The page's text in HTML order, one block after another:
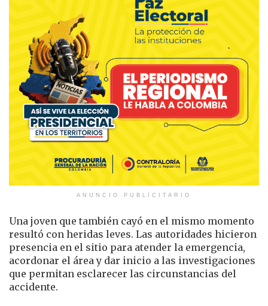
ANUNCIO PUBLICITARIO
Una joven que también cayó en el mismo momento
resultó con heridas leves. Las autoridades hicieron
presencia en el sitio para atender la emergencia,
acordonar el área y dar inicio a las investigaciones
que permitan esclarecer las circunstancias del
accidente.